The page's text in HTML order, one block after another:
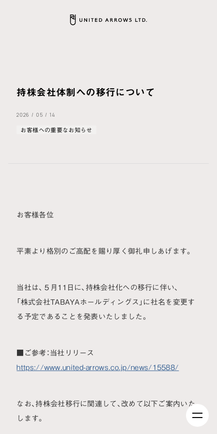
持株会社体制への移行について
2026 / 05 / 14
お客様への重要なお知らせ
お客様各位
平素より格別のご高配を賜り厚く御礼申しあげます。
当社は、５月11日に、持株会社化への移行に伴い、
「株式会社TABAYAホールディングス」に社名を変更す
る予定であることを発表いたしました。
■ご参考：当社リリース
https://www.united-arrows.co.jp/news/15588/
なお、持株会社移行に関連して、改めて以下ご案内いた
します。